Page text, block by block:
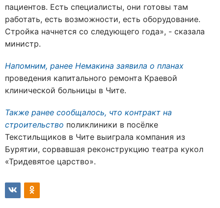
пациентов. Есть специалисты, они готовы там
работать, есть возможности, есть оборудование.
Стройка начнется со следующего года», - сказала
министр.
Напомним, ранее Немакина заявила о планах
проведения капитального ремонта Краевой
клинической больницы в Чите.
Также ранее сообщалось, что контракт на
строительство поликлиники в посёлке
Текстильщиков в Чите выиграла компания из
Бурятии, сорвавшая реконструкцию театра кукол
«Тридевятое царство».